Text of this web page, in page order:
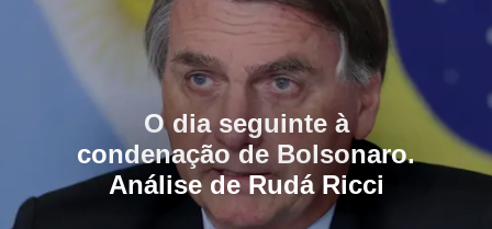
O dia seguinte à
condenação de Bolsonaro.
Análise de Rudá Ricci